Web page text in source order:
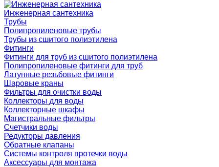
Инженерная сантехника
Трубы
Полипропиленовые трубы
Трубы из сшитого полиэтилена
Фитинги
Фитинги для труб из сшитого полиэтилена
Полипропиленовые фитинги для труб
Латунные резьбовые фитинги
Шаровые краны
Фильтры для очистки воды
Коллекторы для воды
Коллекторные шкафы
Магистральные фильтры
Счетчики воды
Редукторы давления
Обратные клапаны
Системы контроля протечки воды
Аксессуары для монтажа